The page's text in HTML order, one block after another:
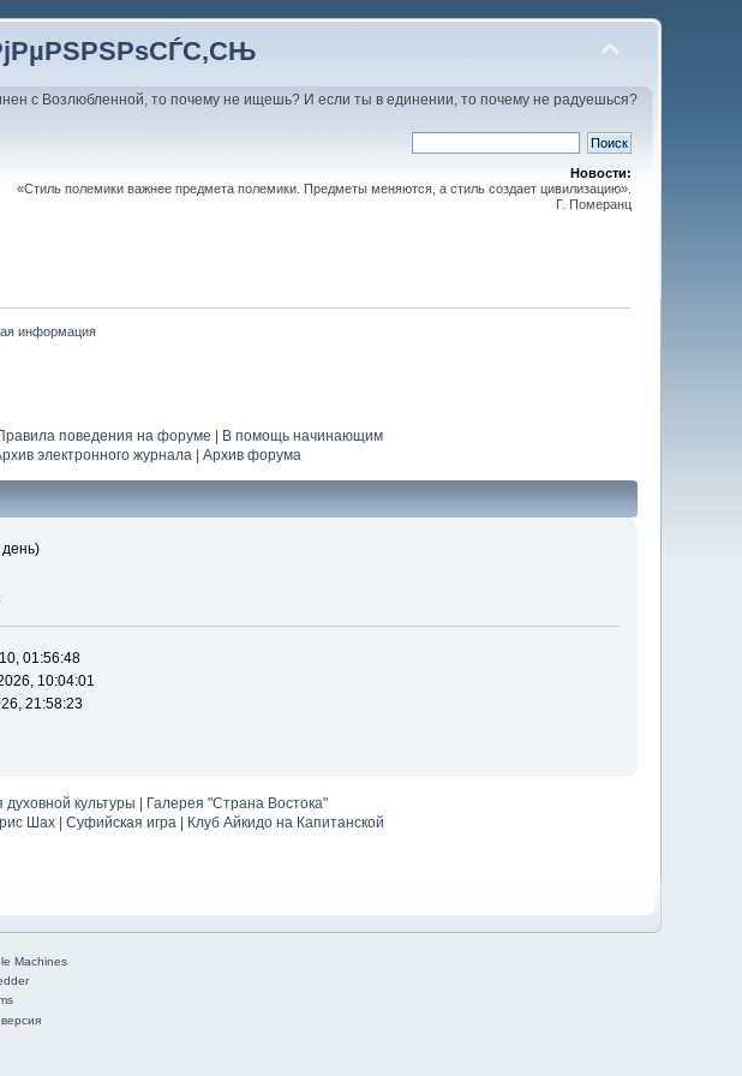
с Возлюбленной, то почему не ищешь? И если ты в единении, то почему не радуешься?
Новости:
«Стиль полемики важнее предмета полемики. Предметы меняются, а стиль создает цивилизацию».
Г. Померанц
информация
поведения на форуме
В помощь начинающим
электронного журнала| Архив форума
01:56:48
10:04:01
21:58:23
культуры | Галерея "Страна Востока"
Шах| Суфийская игра | Клуб Айкидо на Капитанской
Machines